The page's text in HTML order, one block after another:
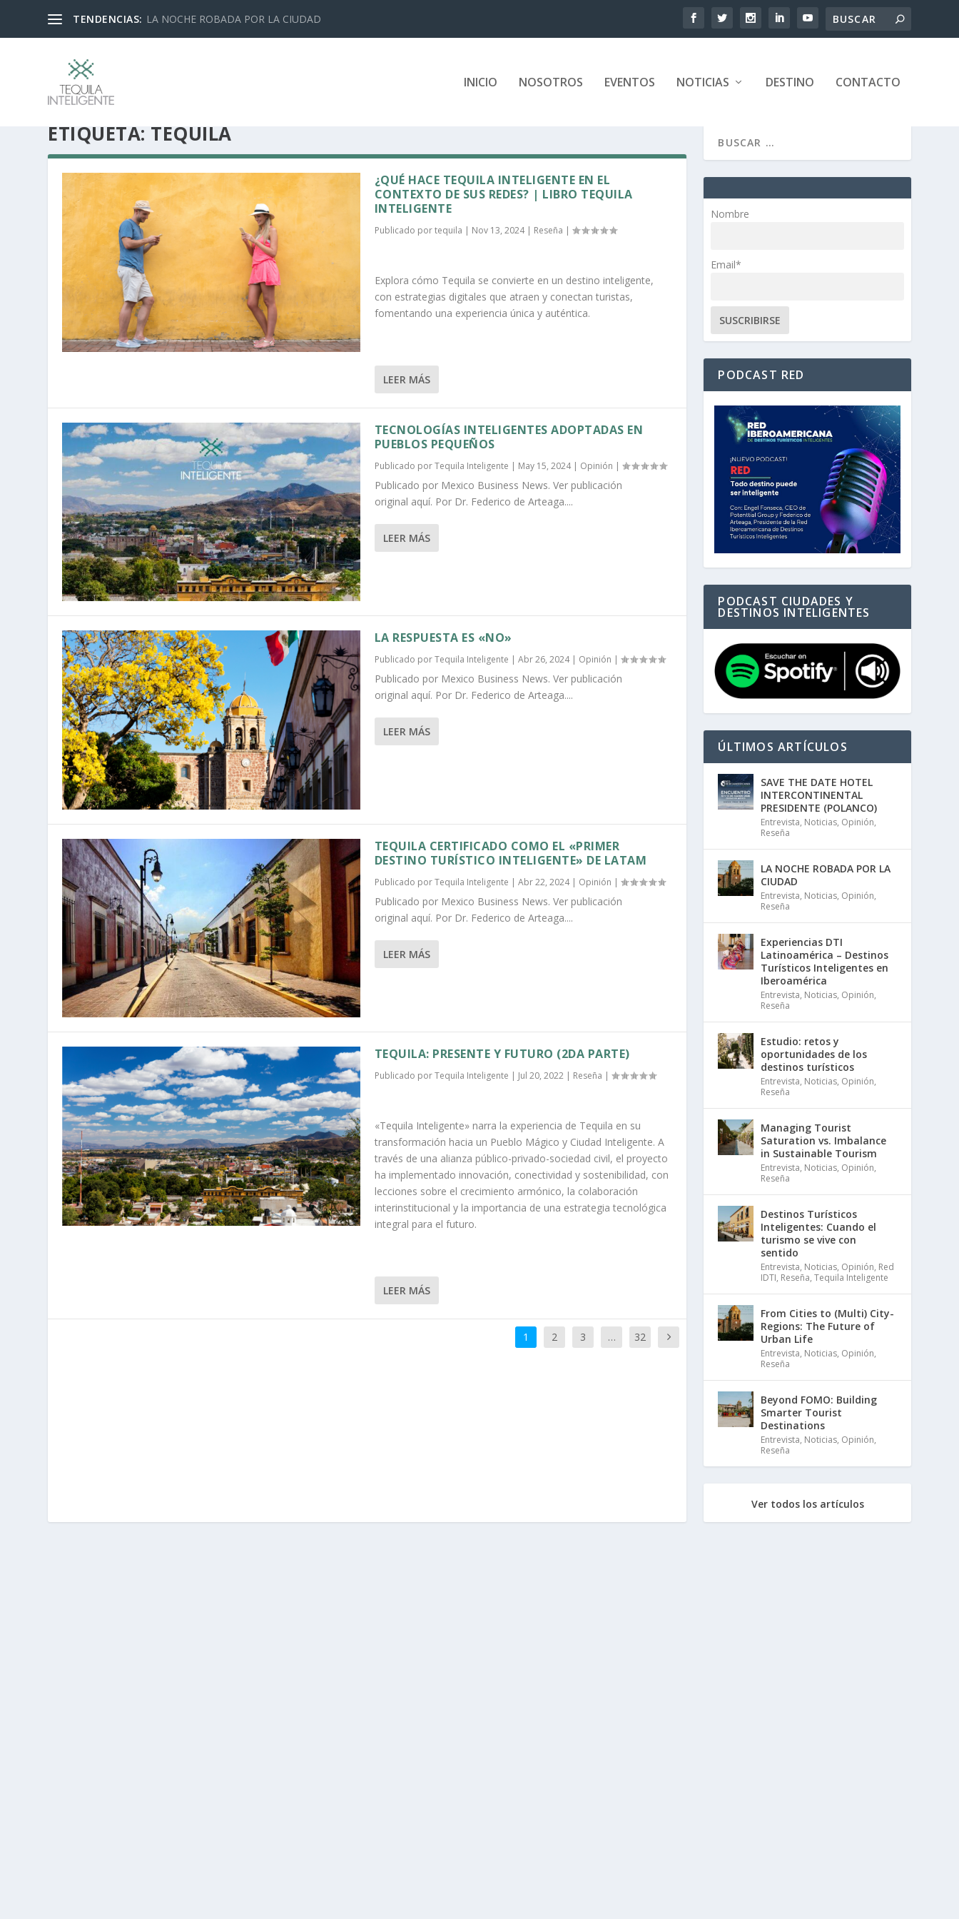
TENDENCIAS: LA NOCHE ROBADA POR LA CIUDAD
INICIO NOSOTROS EVENTOS NOTICIAS DESTINO CONTACTO
ETIQUETA: TEQUILA
¿QUÉ HACE TEQUILA INTELIGENTE EN EL
CONTEXTO DE SUS REDES? | LIBRO TEQUILA
INTELIGENTE
Publicado portequila | Nov 13, 2024| Reseña |
Explora cómo Tequila se convierte en un destino inteligente,
con estrategias digitales que atraen y conectan turistas,
fomentando una experiencia única y auténtica.
LEER MÁS
TECNOLOGÍAS INTELIGENTES ADOPTADAS EN
PUEBLOS PEQUEÑOS
Publicado porTequila Inteligente | May 15, 2024| Opinión |
Publicado por Mexico Business News. Ver publicación
original aquí. Por Dr. Federico de Arteaga....
LEER MÁS
LA RESPUESTA ES «NO»
Publicado porTequila Inteligente | Abr 26, 2024| Opinión |
Publicado por Mexico Business News. Ver publicación
original aquí. Por Dr. Federico de Arteaga....
LEER MÁS
TEQUILA CERTIFICADO COMO EL «PRIMER
DESTINO TURÍSTICO INTELIGENTE» DE LATAM
Publicado porTequila Inteligente | Abr 22, 2024| Opinión |
Publicado por Mexico Business News. Ver publicación
original aquí. Por Dr. Federico de Arteaga....
LEER MÁS
TEQUILA: PRESENTE Y FUTURO (2DA PARTE)
Publicado porTequila Inteligente | Jul 20, 2022| Reseña |
«Tequila Inteligente» narra la experiencia de Tequila en su
transformación hacia un Pueblo Mágico y Ciudad Inteligente. A
través de una alianza público-privado-sociedad civil, el proyecto
ha implementado innovación, conectividad y sostenibilidad, con
lecciones sobre el crecimiento armónico, la colaboración
interinstitucional y la importancia de una estrategia tecnológica
integral para el futuro.
LEER MÁS
1 2 3 … 32
Nombre
Email*
PODCAST RED
PODCAST CIUDADES Y
DESTINOS INTELIGENTES
ÚLTIMOS ARTÍCULOS
SAVE THE DATE HOTEL
INTERCONTINENTAL
PRESIDENTE (POLANCO)
Entrevista, Noticias, Opinión,
Reseña
LA NOCHE ROBADA POR LA
CIUDAD
Entrevista, Noticias, Opinión,
Reseña
Experiencias DTI
Latinoamérica – Destinos
Turísticos Inteligentes en
Iberoamérica
Entrevista, Noticias, Opinión,
Reseña
Estudio: retos y
oportunidades de los
destinos turísticos
Entrevista, Noticias, Opinión,
Reseña
Managing Tourist
Saturation vs. Imbalance
in Sustainable Tourism
Entrevista, Noticias, Opinión,
Reseña
Destinos Turísticos
Inteligentes: Cuando el
turismo se vive con
sentido
Entrevista, Noticias, Opinión, Red
IDTI, Reseña,Tequila Inteligente
From Cities to (Multi) City-
Regions: The Future of
Urban Life
Entrevista, Noticias, Opinión,
Reseña
Beyond FOMO: Building
Smarter Tourist
Destinations
Entrevista, Noticias, Opinión,
Reseña
Ver todos los artículos